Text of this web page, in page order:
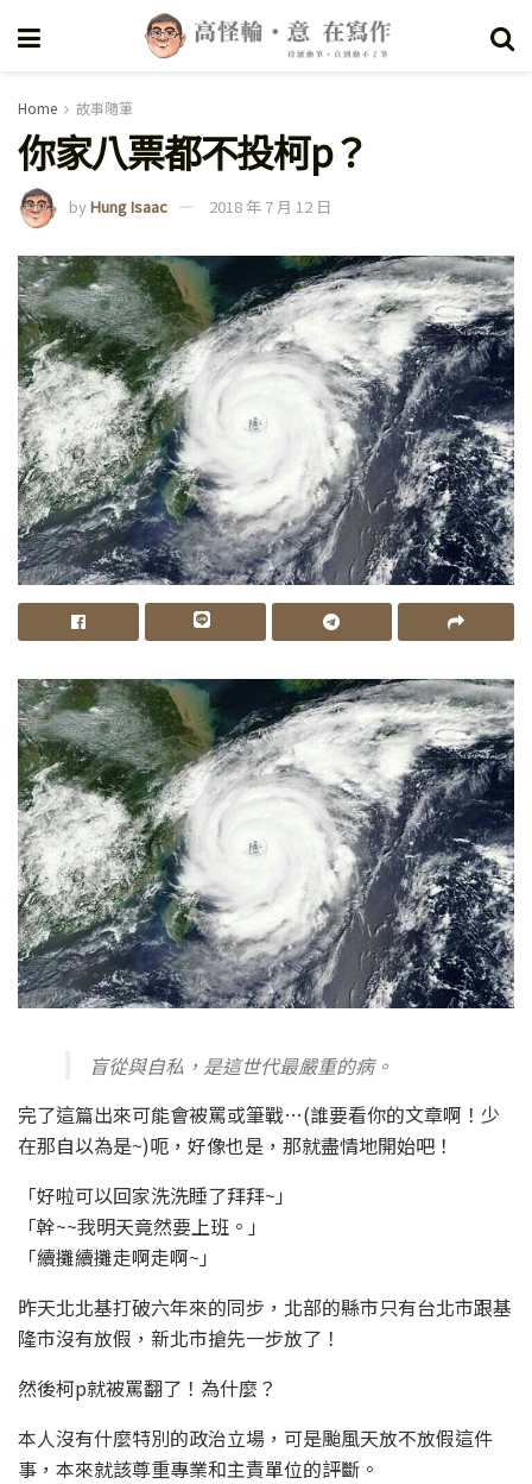
Home 故事隨筆
你家八票都不投柯p？
byHung Isaac 2018 年 7 月 12 日
盲從與自私，是這世代最嚴重的病。
完了這篇出來可能會被罵或筆戰…(誰要看你的文章啊！少
在那自以為是~)呃，好像也是，那就盡情地開始吧！
「好啦可以回家洗洗睡了拜拜~」
「幹~~我明天竟然要上班。」
「續攤續攤走啊走啊~」
昨天北北基打破六年來的同步，北部的縣市只有台北市跟基
隆市沒有放假，新北市搶先一步放了！
然後柯p就被罵翻了！為什麼？
本人沒有什麼特別的政治立場，可是颱風天放不放假這件
事，本來就該尊重專業和主責單位的評斷。